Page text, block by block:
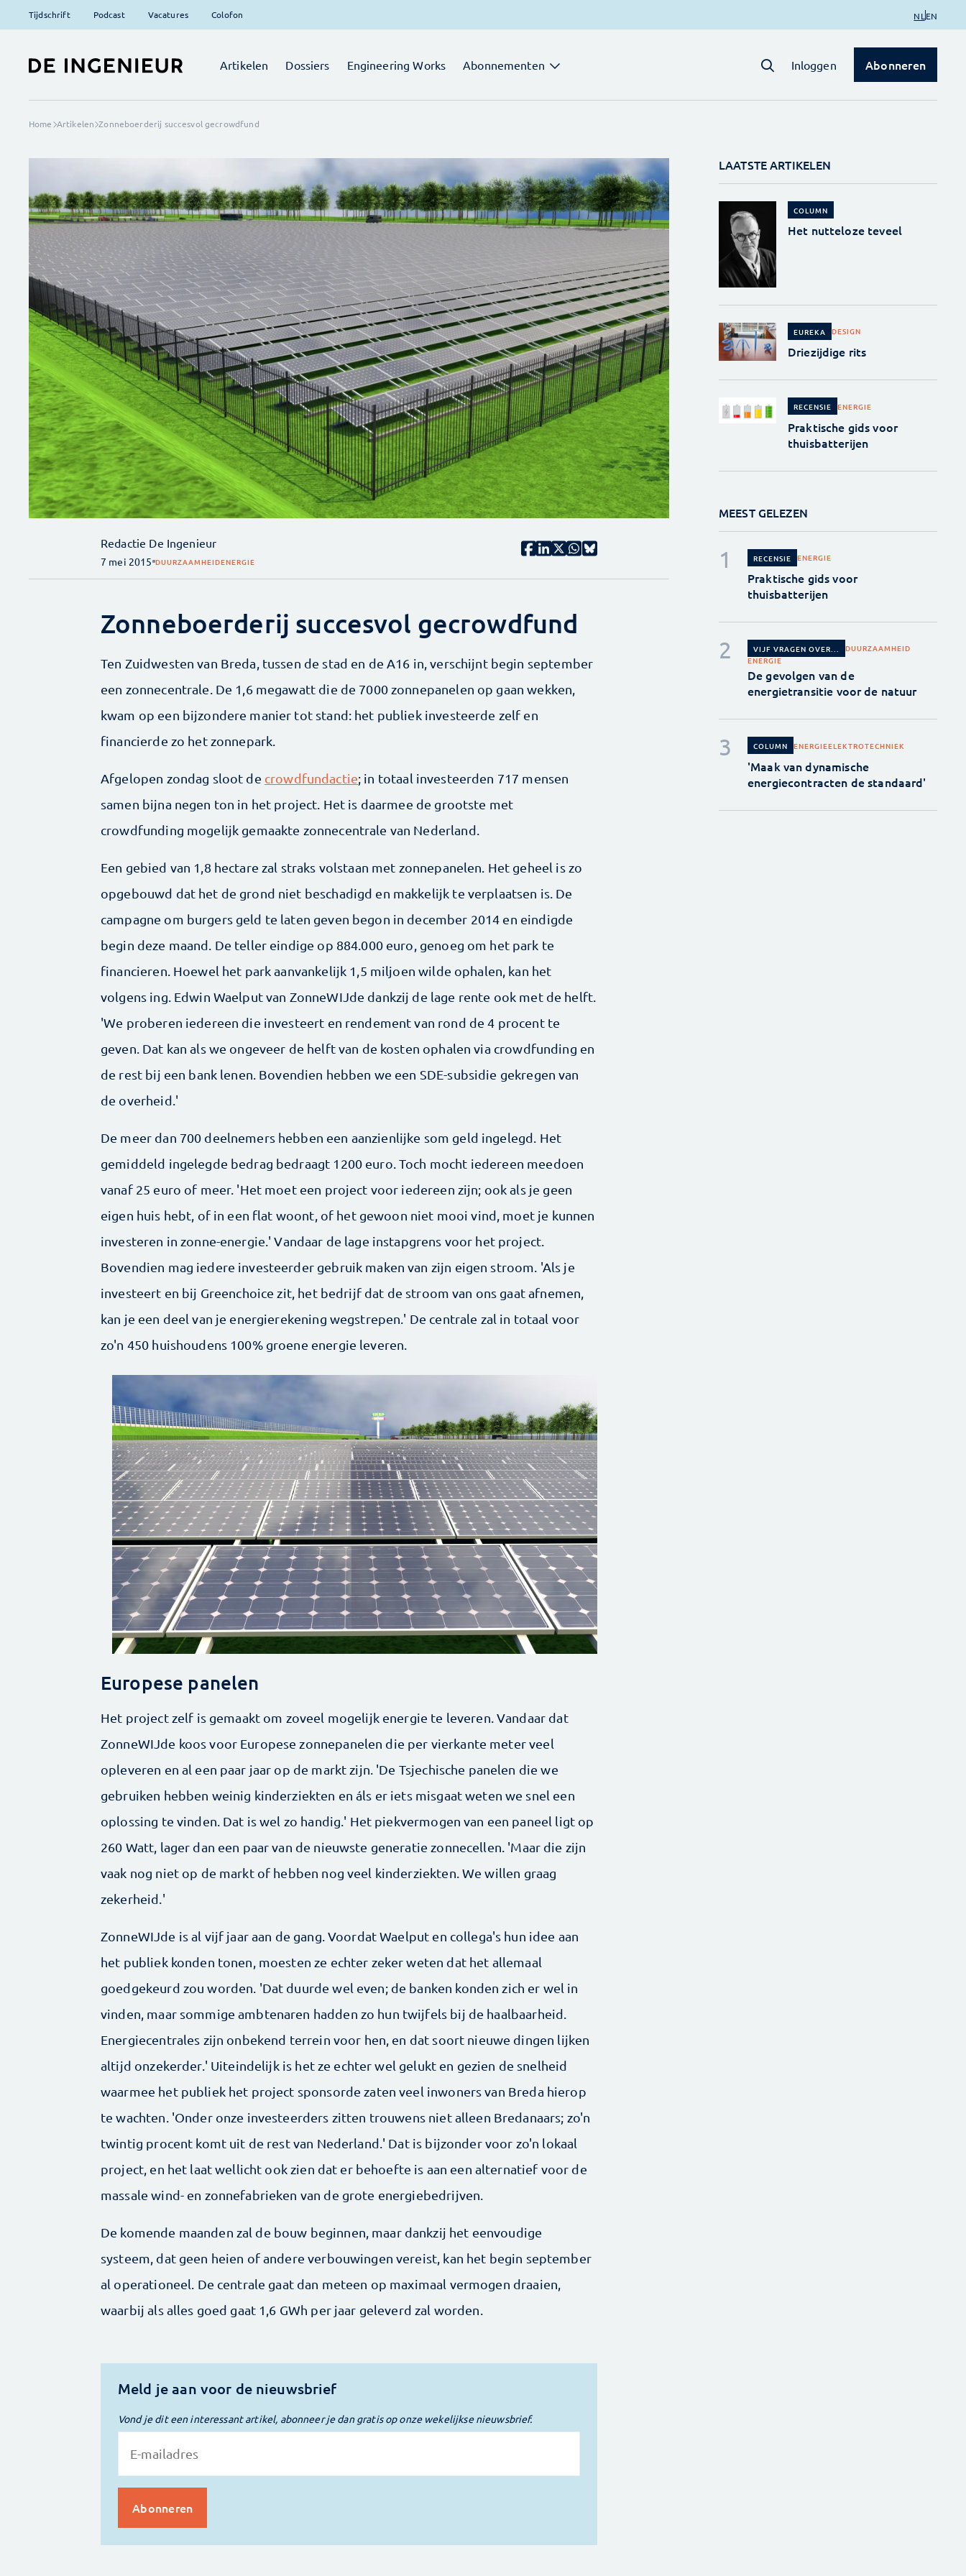
Tijdschrift Podcast Vacatures Colofon NL EN
Artikelen Dossiers Engineering Works Abonnementen Inloggen Abonneren
Home Artikelen Zonneboerderij succesvol gecrowdfund
Redactie De Ingenieur
7 mei 2015 DUURZAAMHEIDENERGIE
Zonneboerderij succesvol gecrowdfund
Ten Zuidwesten van Breda, tussen de stad en de A16 in, verschijnt begin september
een zonnecentrale. De 1,6 megawatt die de 7000 zonnepanelen op gaan wekken,
kwam op een bijzondere manier tot stand: het publiek investeerde zelf en
financierde zo het zonnepark.
Afgelopen zondag sloot de crowdfundactie; in totaal investeerden 717 mensen
samen bijna negen ton in het project. Het is daarmee de grootste met
crowdfunding mogelijk gemaakte zonnecentrale van Nederland.
Een gebied van 1,8 hectare zal straks volstaan met zonnepanelen. Het geheel is zo
opgebouwd dat het de grond niet beschadigd en makkelijk te verplaatsen is. De
campagne om burgers geld te laten geven begon in december 2014 en eindigde
begin deze maand. De teller eindige op 884.000 euro, genoeg om het park te
financieren. Hoewel het park aanvankelijk 1,5 miljoen wilde ophalen, kan het
volgens ing. Edwin Waelput van ZonneWIJde dankzij de lage rente ook met de helft.
'We proberen iedereen die investeert en rendement van rond de 4 procent te
geven. Dat kan als we ongeveer de helft van de kosten ophalen via crowdfunding en
de rest bij een bank lenen. Bovendien hebben we een SDE-subsidie gekregen van
de overheid.'
De meer dan 700 deelnemers hebben een aanzienlijke som geld ingelegd. Het
gemiddeld ingelegde bedrag bedraagt 1200 euro. Toch mocht iedereen meedoen
vanaf 25 euro of meer. 'Het moet een project voor iedereen zijn; ook als je geen
eigen huis hebt, of in een flat woont, of het gewoon niet mooi vind, moet je kunnen
investeren in zonne-energie.' Vandaar de lage instapgrens voor het project.
Bovendien mag iedere investeerder gebruik maken van zijn eigen stroom. 'Als je
investeert en bij Greenchoice zit, het bedrijf dat de stroom van ons gaat afnemen,
kan je een deel van je energierekening wegstrepen.' De centrale zal in totaal voor
zo'n 450 huishoudens 100% groene energie leveren.
Europese panelen
Het project zelf is gemaakt om zoveel mogelijk energie te leveren. Vandaar dat
ZonneWIJde koos voor Europese zonnepanelen die per vierkante meter veel
opleveren en al een paar jaar op de markt zijn. 'De Tsjechische panelen die we
gebruiken hebben weinig kinderziekten en áls er iets misgaat weten we snel een
oplossing te vinden. Dat is wel zo handig.' Het piekvermogen van een paneel ligt op
260 Watt, lager dan een paar van de nieuwste generatie zonnecellen. 'Maar die zijn
vaak nog niet op de markt of hebben nog veel kinderziekten. We willen graag
zekerheid.'
ZonneWIJde is al vijf jaar aan de gang. Voordat Waelput en collega's hun idee aan
het publiek konden tonen, moesten ze echter zeker weten dat het allemaal
goedgekeurd zou worden. 'Dat duurde wel even; de banken konden zich er wel in
vinden, maar sommige ambtenaren hadden zo hun twijfels bij de haalbaarheid.
Energiecentrales zijn onbekend terrein voor hen, en dat soort nieuwe dingen lijken
altijd onzekerder.' Uiteindelijk is het ze echter wel gelukt en gezien de snelheid
waarmee het publiek het project sponsorde zaten veel inwoners van Breda hierop
te wachten. 'Onder onze investeerders zitten trouwens niet alleen Bredanaars; zo'n
twintig procent komt uit de rest van Nederland.' Dat is bijzonder voor zo'n lokaal
project, en het laat wellicht ook zien dat er behoefte is aan een alternatief voor de
massale wind- en zonnefabrieken van de grote energiebedrijven.
De komende maanden zal de bouw beginnen, maar dankzij het eenvoudige
systeem, dat geen heien of andere verbouwingen vereist, kan het begin september
al operationeel. De centrale gaat dan meteen op maximaal vermogen draaien,
waarbij als alles goed gaat 1,6 GWh per jaar geleverd zal worden.
Meld je aan voor de nieuwsbrief
Vond je dit een interessant artikel, abonneer je dan gratis op onze wekelijkse nieuwsbrief.
LAATSTE ARTIKELEN
COLUMN
Het nutteloze teveel
EUREKA DESIGN
Driezijdige rits
RECENSIE ENERGIE
Praktische gids voor
thuisbatterijen
MEEST GELEZEN
RECENSIE ENERGIE
Praktische gids voor
thuisbatterijen
VIJF VRAGEN OVER...
DUURZAAMHEID
ENERGIE
De gevolgen van de
energietransitie voor de natuur
COLUMN ENERGIEELEKTROTECHNIEK
'Maak van dynamische
energiecontracten de standaard'